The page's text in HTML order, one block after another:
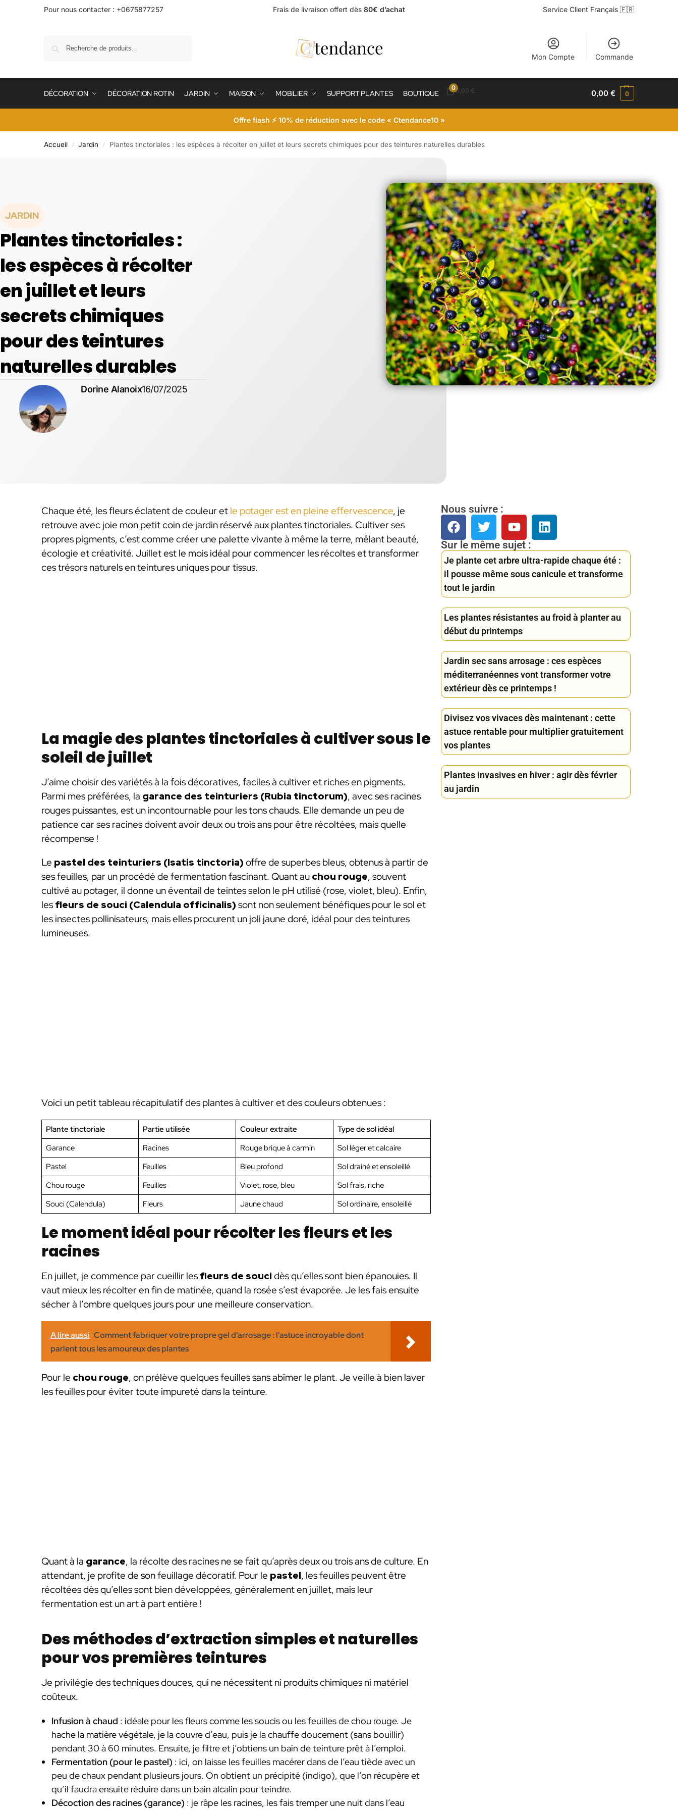
Pour nous contacter : +0675877257 Frais de livraison offert dès 80€ d’achat Service Client Français 🇫🇷
Mon Compte Commande
DÉCORATION DÉCORATION ROTIN JARDIN MAISON MOBILIER SUPPORT PLANTES BOUTIQUE
00,00 € 0,00€ 0
Offre flash ⚡ 10% de réduction avec le code « Ctendance10 »
Accueil / Jardin / Plantes tinctoriales : les espèces à récolter en juillet et leurs secrets chimiques pour des teintures naturelles durables
JARDIN
Plantes tinctoriales :
les espèces à récolter
en juillet et leurs
secrets chimiques
pour des teintures
naturelles durables
Dorine Alanoix16/07/2025
Chaque été, les fleurs éclatent de couleur et le potager est en pleine effervescence, je
retrouve avec joie mon petit coin de jardin réservé aux plantes tinctoriales. Cultiver ses
propres pigments, c’est comme créer une palette vivante à même la terre, mêlant beauté,
écologie et créativité. Juillet est le mois idéal pour commencer les récoltes et transformer
ces trésors naturels en teintures uniques pour tissus.
La magie des plantes tinctoriales à cultiver sous le
soleil de juillet
J’aime choisir des variétés à la fois décoratives, faciles à cultiver et riches en pigments.
Parmi mes préférées, la garance des teinturiers (Rubia tinctorum), avec ses racines
rouges puissantes, est un incontournable pour les tons chauds. Elle demande un peu de
patience car ses racines doivent avoir deux ou trois ans pour être récoltées, mais quelle
récompense !
Le pastel des teinturiers (Isatis tinctoria) offre de superbes bleus, obtenus à partir de
ses feuilles, par un procédé de fermentation fascinant. Quant au chou rouge, souvent
cultivé au potager, il donne un éventail de teintes selon le pH utilisé (rose, violet, bleu). Enfin,
les fleurs de souci (Calendula officinalis) sont non seulement bénéfiques pour le sol et
les insectes pollinisateurs, mais elles procurent un joli jaune doré, idéal pour des teintures
lumineuses.
Voici un petit tableau récapitulatif des plantes à cultiver et des couleurs obtenues :
Plante tinctoriale Partie utilisée Couleur extraite
Type de sol idéal
Garance
Racines Rouge brique à carmin
Sol léger et calcaire
Pastel
Feuilles Bleu profond
Sol drainé et ensoleillé
Chou rouge
Feuilles Violet, rose, bleu
Sol frais, riche
Souci (Calendula)
Fleurs Jaune chaud Sol ordinaire, ensoleillé
Le moment idéal pour récolter les fleurs et les
racines
En juillet, je commence par cueillir les fleurs de souci dès qu’elles sont bien épanouies. Il
vaut mieux les récolter en fin de matinée, quand la rosée s’est évaporée. Je les fais ensuite
sécher à l’ombre quelques jours pour une meilleure conservation.
A lire aussi Comment fabriquer votre propre gel d'arrosage : l'astuce incroyable dont
parlent tous les amoureux des plantes
Pour le chou rouge, on prélève quelques feuilles sans abîmer le plant. Je veille à bien laver
les feuilles pour éviter toute impureté dans la teinture.
Quant à la garance, la récolte des racines ne se fait qu’après deux ou trois ans de culture. En
attendant, je profite de son feuillage décoratif. Pour le pastel, les feuilles peuvent être
récoltées dès qu’elles sont bien développées, généralement en juillet, mais leur
fermentation est un art à part entière !
Des méthodes d’extraction simples et naturelles
pour vos premières teintures
Je privilégie des techniques douces, qui ne nécessitent ni produits chimiques ni matériel
coûteux.
Infusion à chaud : idéale pour les fleurs comme les soucis ou les feuilles de chou rouge. Je
hache la matière végétale, je la couvre d’eau, puis je la chauffe doucement (sans bouillir)
pendant 30 à 60 minutes. Ensuite, je filtre et j’obtiens un bain de teinture prêt à l’emploi.
Fermentation (pour le pastel) : ici, on laisse les feuilles macérer dans de l’eau tiède avec un
peu de chaux pendant plusieurs jours. On obtient un précipité (indigo), que l’on récupère et
qu’il faudra ensuite réduire dans un bain alcalin pour teindre.
Décoction des racines (garance) : je râpe les racines, les fais tremper une nuit dans l’eau
Nous suivre :
Sur le même sujet :
Je plante cet arbre ultra-rapide chaque été :
il pousse même sous canicule et transforme
tout le jardin
Les plantes résistantes au froid à planter au
début du printemps
Jardin sec sans arrosage : ces espèces
méditerranéennes vont transformer votre
extérieur dès ce printemps !
Divisez vos vivaces dès maintenant : cette
astuce rentable pour multiplier gratuitement
vos plantes
Plantes invasives en hiver : agir dès février
au jardin